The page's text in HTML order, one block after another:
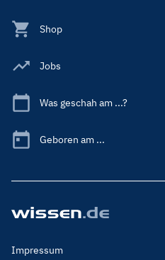
Shop
Jobs
Was geschah am ...?
Geboren am ...
Footer
Impressum